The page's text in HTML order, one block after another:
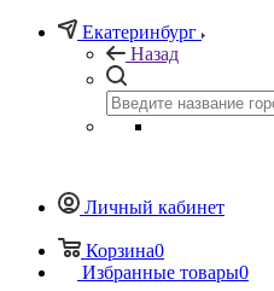
Екатеринбург
Назад
Личный кабинет
Корзина0
Избранные товары0